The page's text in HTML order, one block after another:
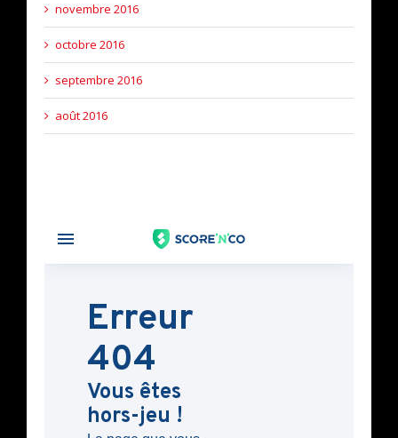
novembre 2016
octobre 2016
septembre 2016
août 2016